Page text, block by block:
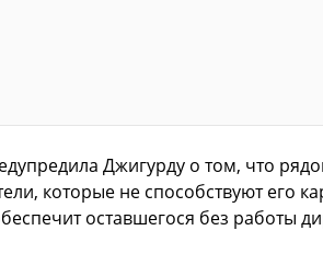
Джигурду о том, что
которые не способствуют его
оставшегося без работы